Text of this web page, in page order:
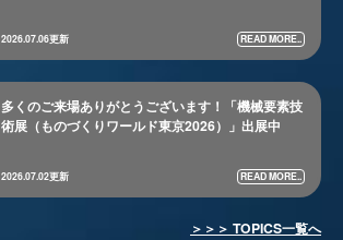
2026.07.06更新 READ MORE..
多くのご来場ありがとうございます！「機械要素技
術展（ものづくりワールド東京2026）」出展中
2026.07.02更新 READ MORE..
＞＞＞ TOPICS一覧へ